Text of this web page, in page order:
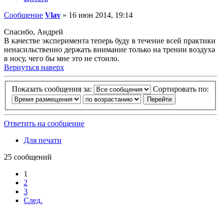
Сообщение Vlav » 16 июн 2014, 19:14
Спасибо, Андрей
В качестве эксперимента теперь буду в течение всей практики
ненасильственно держать внимание только на трении воздуха
в носу, чего бы мне это не стоило.
Вернуться наверх
Показать сообщения за: Сортировать по:
Ответить на сообщение
Для печати
25 сообщений
1
2
3
След.